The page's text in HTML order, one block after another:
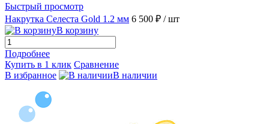
Быстрый просмотр
Накрутка Селеста Gold 1.2 мм 6 500 ₽ / шт
В корзину
Подробнее
Купить в 1 клик Сравнение
В избранное
В наличии